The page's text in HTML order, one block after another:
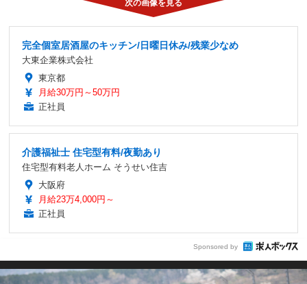
完全個室居酒屋のキッチン/日曜日休み/残業少なめ
大東企業株式会社
東京都
月給30万円～50万円
正社員
介護福祉士 住宅型有料/夜勤あり
住宅型有料老人ホーム そうせい住吉
大阪府
月給23万4,000円～
正社員
Sponsored by